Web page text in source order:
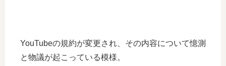
YouTubeの規約が変更され、その内容について憶測
と物議が起こっている模様。